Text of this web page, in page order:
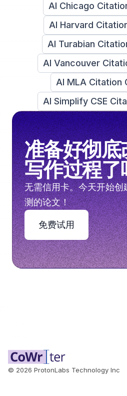
AI Chicago
AI Harvard
AI Turabian
AI Vancouver
AI MLA Citation
AI Simplify CSE
准备好彻底
写作过程了
无需信用卡。今天开始创
测的论文！
免费试用
© 2026 ProtonLabs Technology Inc